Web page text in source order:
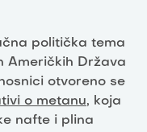
politička tema
Američkih Država
otvoreno se
o metanu, koja
nafte i plina